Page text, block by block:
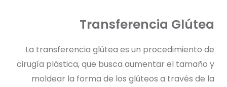
Transferencia Glútea
La transferencia glútea es un procedimiento de
cirugía plástica, que busca aumentar el tamaño y
moldear la forma de los glúteos a través de la